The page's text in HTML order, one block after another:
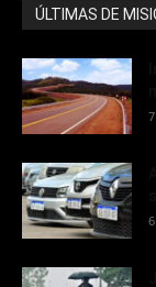
ÚLTIMAS DE